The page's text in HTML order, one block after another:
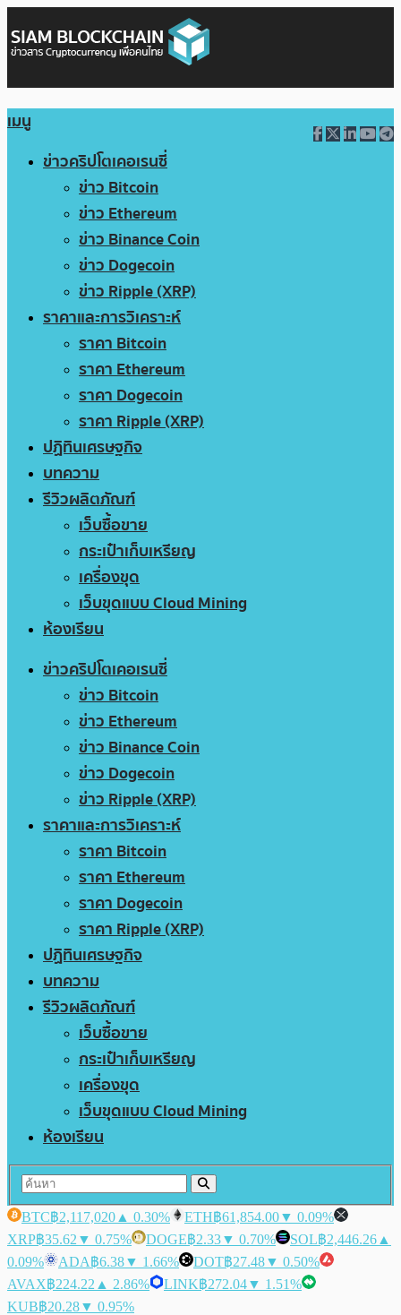
เมนู
ข่าวคริปโตเคอเรนซี่
ข่าว Bitcoin
ข่าว Ethereum
ข่าว Binance Coin
ข่าว Dogecoin
ข่าว Ripple (XRP)
ราคาและการวิเคราะห์
ราคา Bitcoin
ราคา Ethereum
ราคา Dogecoin
ราคา Ripple (XRP)
ปฏิทินเศรษฐกิจ
บทความ
รีวิวผลิตภัณฑ์
เว็บซื้อขาย
กระเป๋าเก็บเหรียญ
เครื่องขุด
เว็บขุดแบบ Cloud Mining
ห้องเรียน
ข่าวคริปโตเคอเรนซี่
ข่าว Bitcoin
ข่าว Ethereum
ข่าว Binance Coin
ข่าว Dogecoin
ข่าว Ripple (XRP)
ราคาและการวิเคราะห์
ราคา Bitcoin
ราคา Ethereum
ราคา Dogecoin
ราคา Ripple (XRP)
ปฏิทินเศรษฐกิจ
บทความ
รีวิวผลิตภัณฑ์
เว็บซื้อขาย
กระเป๋าเก็บเหรียญ
เครื่องขุด
เว็บขุดแบบ Cloud Mining
ห้องเรียน
BTC฿2,117,020 ▲ 0.30% ETH฿61,854.00▼ 0.09%
XRP฿35.62 ▼ 0.75% DOGE฿2.33▼ 0.70% SOL฿2,446.26 ▲
0.09%
ADA฿6.38▼ 1.66% DOT฿27.48▼ 0.50%
AVAX฿224.22 ▲ 2.86% LINK฿272.04▼ 1.51%
KUB฿20.28▼ 0.95%